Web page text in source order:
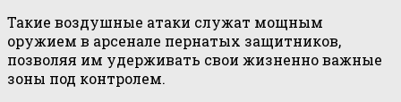
Такие воздушные атаки служат мощным
оружием в арсенале пернатых защитников,
позволяя им удерживать свои жизненно важные
зоны под контролем.